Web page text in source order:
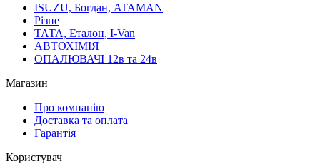
ISUZU, Богдан, ATAMAN
Різне
ТАТА, Еталон, I-Van
АВТОХІМІЯ
ОПАЛЮВАЧІ 12в та 24в
Магазин
Про компанію
Доставка та оплата
Гарантія
Користувач